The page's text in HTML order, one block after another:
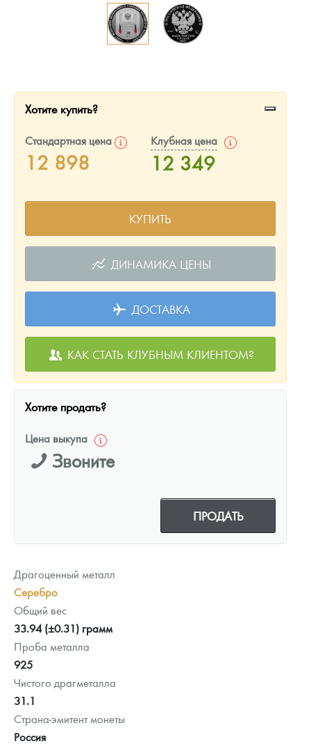
Золотая карманная галерея
Хотите купить?
Стандартная цена
12 898
Клубная цена
12 349
КУПИТЬ
ДИНАМИКА ЦЕНЫ
ДОСТАВКА
КАК СТАТЬ КЛУБНЫМ КЛИЕНТОМ?
Хотите продать?
Цена выкупа
Звоните
ПРОДАТЬ
Драгоценный металл
Серебро
Общий вес
33.94 (±0.31) грамм
Проба металла
925
Чистого драгметалла
31.1
Страна-эмитент монеты
Россия